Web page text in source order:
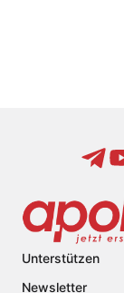
Unterstützen
Newsletter